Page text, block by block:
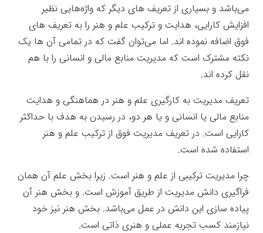
می‌باشد و بسیاری از تعریف های دیگر که واژه‌هایی نظیر
افزایش کارایی، هدایت و ترکیب علم و هنر را به تعریف های
فوق اضافه نموده اند. اما می‌توان گفت که در تمامی آن ها یک
نکته مشترک است که مدیریت منابع مالی و انسانی را با هم
نقل کرده اند.
تعریف مدیریت به کارگیری علم و هنر در هماهنگی و هدایت
منابع مالی یا انسانی و یا هر دو، در رسیدن به هدف با حداکثر
کارایی است. در تعریف مدیریت فوق از ترکیب علم و هنر
استفاده شده است.
چرا مدیریت ترکیبی از علم و هنر است. زیرا بخش علم آن همان
فراگیری دانش مدیریت از طریق آموزش است. و بخش هنر آن
پیاده سازی این دانش در عمل می‌باشد. بخش هنر نیز خود
نیازمند کسب تجربه عملی و هنری ذاتی است.